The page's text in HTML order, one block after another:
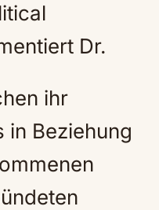
Dr.
ihr
in Beziehung